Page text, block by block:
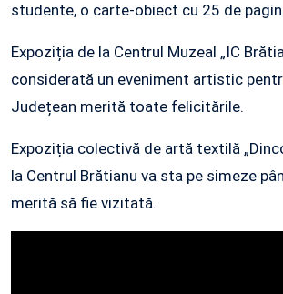
studente, o carte-obiect cu 25 de
Expoziția de la Centrul Muzeal „IC
considerată un eveniment artistic
Județean merită toate felicitările.
Expoziția colectivă de artă textilă
la Centrul Brătianu va sta pe simeze
merită să fie vizitată.